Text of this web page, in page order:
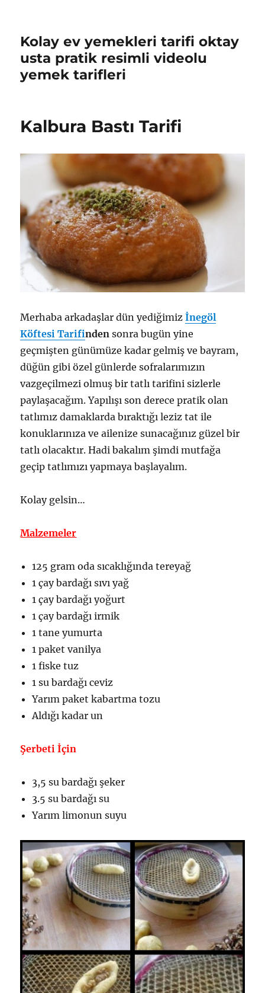
Kolay ev yemekleri tarifi oktay
usta pratik resimli videolu
yemek tarifleri
Kalbura Bastı Tarifi
Merhaba arkadaşlar dün yediğimizİnegöl
Köftesi Tarifinden sonra bugün yine
geçmişten günümüze kadar gelmiş ve bayram,
düğün gibi özel günlerde sofralarımızın
vazgeçilmezi olmuş bir tatlı tarifini sizlerle
paylaşacağım. Yapılışı son derece pratik olan
tatlımız damaklarda bıraktığı leziz tat ile
konuklarınıza ve ailenize sunacağınız güzel bir
tatlı olacaktır. Hadi bakalım şimdi mutfağa
geçip tatlımızı yapmaya başlayalım.
Kolay gelsin…
Malzemeler
125 gram oda sıcaklığında tereyağ
1 çay bardağı sıvı yağ
1 çay bardağı yoğurt
1 çay bardağı irmik
1 tane yumurta
1 paket vanilya
1 fiske tuz
1 su bardağı ceviz
Yarım paket kabartma tozu
Aldığı kadar un
Şerbeti İçin
3,5 su bardağı şeker
3.5 su bardağı su
Yarım limonun suyu